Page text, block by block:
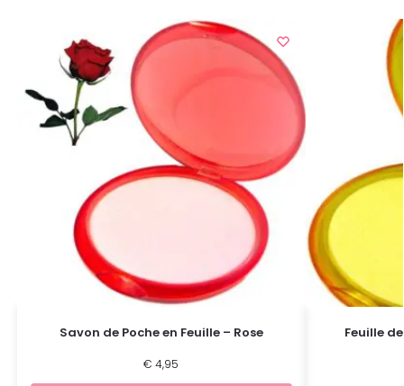
Savon de Poche en Feuille – Rose
€ 4,95
Feuille